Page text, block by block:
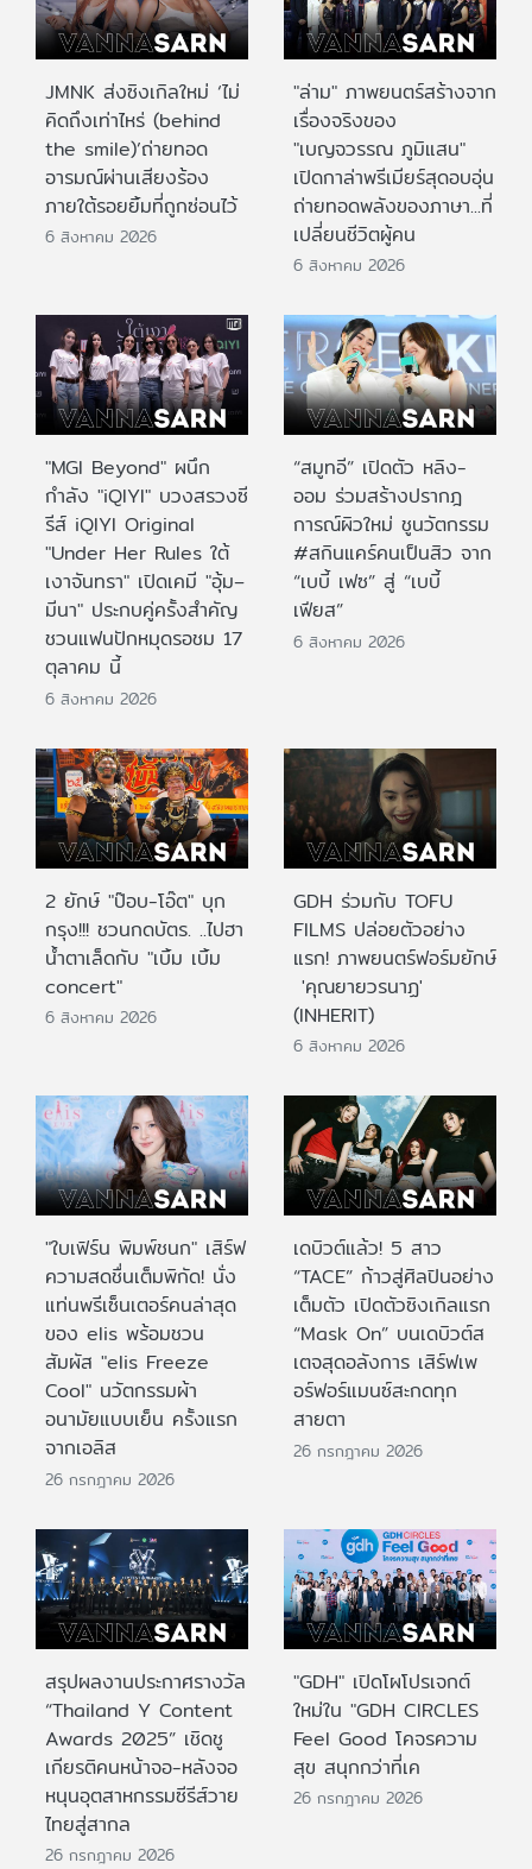
JMNK ส่งซิงเกิลใหม่ ‘ไม่
คิดถึงเท่าไหร่ (behind
the smile)’ถ่ายทอด
อารมณ์ผ่านเสียงร้อง
ภายใต้รอยยิ้มที่ถูกซ่อนไว้
6 สิงหาคม 2026
"ล่าม" ภาพยนตร์สร้างจาก
เรื่องจริงของ
"เบญจวรรณ ภูมิแสน"
เปิดกาล่าพรีเมียร์สุดอบอุ่น
ถ่ายทอดพลังของภาษา...ที่
เปลี่ยนชีวิตผู้คน
6 สิงหาคม 2026
"MGI Beyond" ผนึก
กำลัง "iQIYI" บวงสรวงซี
รีส์ iQIYI Original
"Under Her Rules ใต้
เงาจันทรา" เปิดเคมี "อุ้ม–
มีนา" ประกบคู่ครั้งสำคัญ
ชวนแฟนปักหมุดรอชม 17
ตุลาคม นี้
6 สิงหาคม 2026
“สมูทอี” เปิดตัว หลิง-
ออม ร่วมสร้างปรากฎ
การณ์ผิวใหม่ ชูนวัตกรรม
#สกินแคร์คนเป็นสิว จาก
“เบบี้ เฟซ” สู่ “เบบี้
เฟียส”
6 สิงหาคม 2026
2 ยักษ์ "ป๊อบ-โอ๊ต" บุก
กรุง!!! ชวนกดบัตร. ..ไปฮา
น้ำตาเล็ดกับ "เบิ้ม เบิ้ม
concert"
6 สิงหาคม 2026
GDH ร่วมกับ TOFU
FILMS ปล่อยตัวอย่าง
แรก! ภาพยนตร์ฟอร์มยักษ์
'คุณยายวรนาฏ'
(INHERIT)
6 สิงหาคม 2026
"ใบเฟิร์น พิมพ์ชนก" เสิร์ฟ
ความสดชื่นเต็มพิกัด! นั่ง
แท่นพรีเซ็นเตอร์คนล่าสุด
ของ elis พร้อมชวน
สัมผัส "elis Freeze
Cool" นวัตกรรมผ้า
อนามัยแบบเย็น ครั้งแรก
จากเอลิส
26 กรกฎาคม 2026
เดบิวต์แล้ว! 5 สาว
“TACE” ก้าวสู่ศิลปินอย่าง
เต็มตัว เปิดตัวซิงเกิลแรก
“Mask On” บนเดบิวต์ส
เตจสุดอลังการ เสิร์ฟเพ
อร์ฟอร์แมนซ์สะกดทุก
สายตา
26 กรกฎาคม 2026
สรุปผลงานประกาศรางวัล
“Thailand Y Content
Awards 2025” เชิดชู
เกียรติคนหน้าจอ-หลังจอ
หนุนอุตสาหกรรมซีรีส์วาย
ไทยสู่สากล
26 กรกฎาคม 2026
"GDH" เปิดโผโปรเจกต์
ใหม่ใน "GDH CIRCLES
Feel Good โคจรความ
สุข สนุกกว่าที่เค
26 กรกฎาคม 2026